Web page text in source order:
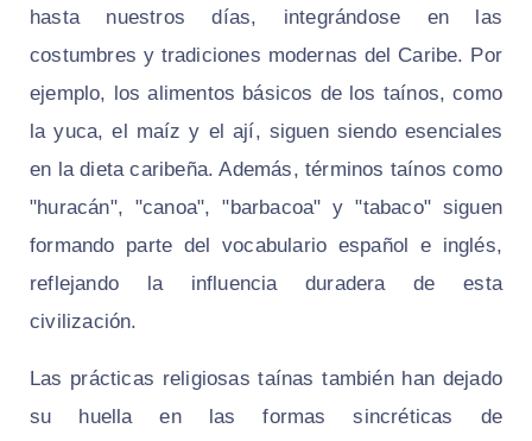
hasta nuestros días, integrándose en las
costumbres y tradiciones modernas del Caribe. Por
ejemplo, los alimentos básicos de los taínos, como
la yuca, el maíz y el ají, siguen siendo esenciales
en la dieta caribeña. Además, términos taínos como
"huracán", "canoa", "barbacoa" y "tabaco" siguen
formando parte del vocabulario español e inglés,
reflejando la influencia duradera de esta
civilización.
Las prácticas religiosas taínas también han dejado
su huella en las formas sincréticas de